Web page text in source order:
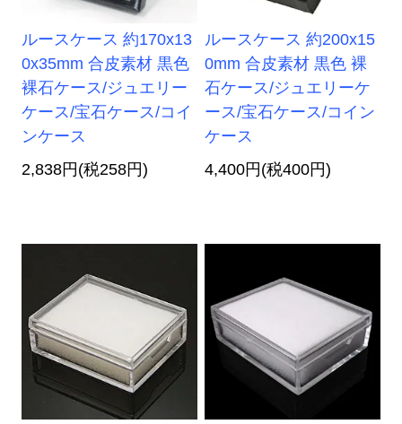
ルースケース 約170x13
0x35mm 合皮素材 黒色
裸石ケース/ジュエリー
ケース/宝石ケース/コイ
ンケース
2,838円(税258円)
ルースケース 約200x15
0mm 合皮素材 黒色 裸
石ケース/ジュエリーケ
ース/宝石ケース/コイン
ケース
4,400円(税400円)